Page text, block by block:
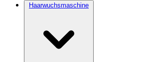
Haarwuchsmaschine